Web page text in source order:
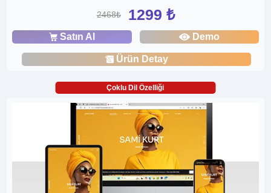
2468₺ 1299 ₺
Satın Al Demo
Ürün Detay
Çoklu Dil Özelliği